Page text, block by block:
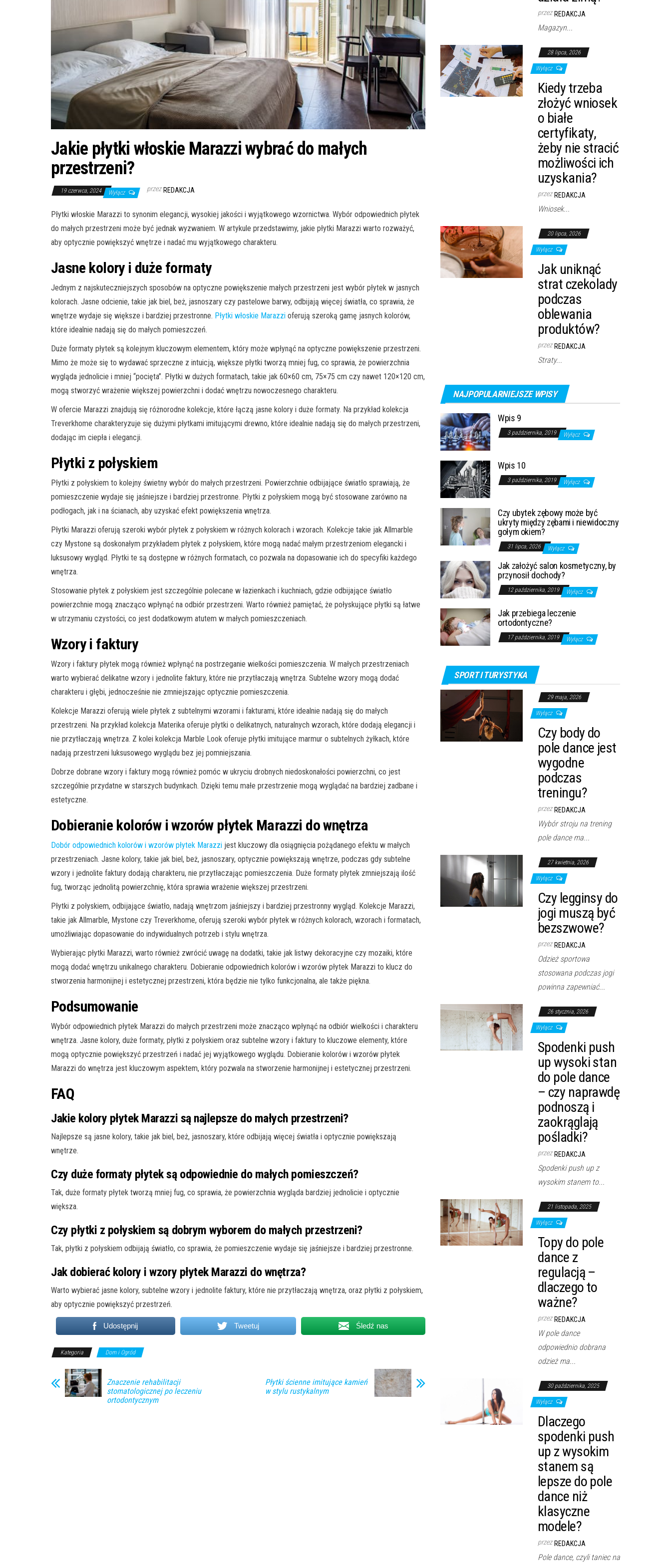
Jakie płytki włoskie Marazzi wybrać do małych
przestrzeni?
19 czerwca, 2024 Wyłącz przez REDAKCJA
Płytki włoskie Marazzi to synonim elegancji, wysokiej jakości i wyjątkowego wzornictwa. Wybór odpowiednich płytek
do małych przestrzeni może być jednak wyzwaniem. W artykule przedstawimy, jakie płytki Marazzi warto rozważyć,
aby optycznie powiększyć wnętrze i nadać mu wyjątkowego charakteru.
Jasne kolory i duże formaty
Jednym z najskuteczniejszych sposobów na optyczne powiększenie małych przestrzeni jest wybór płytek w jasnych
kolorach. Jasne odcienie, takie jak biel, beż, jasnoszary czy pastelowe barwy, odbijają więcej światła, co sprawia, że
wnętrze wydaje się większe i bardziej przestronne. Płytki włoskie Marazzi oferują szeroką gamę jasnych kolorów,
które idealnie nadają się do małych pomieszczeń.
Duże formaty płytek są kolejnym kluczowym elementem, który może wpłynąć na optyczne powiększenie przestrzeni.
Mimo że może się to wydawać sprzeczne z intuicją, większe płytki tworzą mniej fug, co sprawia, że powierzchnia
wygląda jednolicie i mniej “pocięta”. Płytki w dużych formatach, takie jak 60×60 cm, 75×75 cm czy nawet 120×120 cm,
mogą stworzyć wrażenie większej powierzchni i dodać wnętrzu nowoczesnego charakteru.
W ofercie Marazzi znajdują się różnorodne kolekcje, które łączą jasne kolory i duże formaty. Na przykład kolekcja
Treverkhome charakteryzuje się dużymi płytkami imitującymi drewno, które idealnie nadają się do małych przestrzeni,
dodając im ciepła i elegancji.
Płytki z połyskiem
Płytki z połyskiem to kolejny świetny wybór do małych przestrzeni. Powierzchnie odbijające światło sprawiają, że
pomieszczenie wydaje się jaśniejsze i bardziej przestronne. Płytki z połyskiem mogą być stosowane zarówno na
podłogach, jak i na ścianach, aby uzyskać efekt powiększenia wnętrza.
Płytki Marazzi oferują szeroki wybór płytek z połyskiem w różnych kolorach i wzorach. Kolekcje takie jak Allmarble
czy Mystone są doskonałym przykładem płytek z połyskiem, które mogą nadać małym przestrzeniom elegancki i
luksusowy wygląd. Płytki te są dostępne w różnych formatach, co pozwala na dopasowanie ich do specyfiki każdego
wnętrza.
Stosowanie płytek z połyskiem jest szczególnie polecane w łazienkach i kuchniach, gdzie odbijające światło
powierzchnie mogą znacząco wpłynąć na odbiór przestrzeni. Warto również pamiętać, że połyskujące płytki są łatwe
w utrzymaniu czystości, co jest dodatkowym atutem w małych pomieszczeniach.
Wzory i faktury
Wzory i faktury płytek mogą również wpłynąć na postrzeganie wielkości pomieszczenia. W małych przestrzeniach
warto wybierać delikatne wzory i jednolite faktury, które nie przytłaczają wnętrza. Subtelne wzory mogą dodać
charakteru i głębi, jednocześnie nie zmniejszając optycznie pomieszczenia.
Kolekcje Marazzi oferują wiele płytek z subtelnymi wzorami i fakturami, które idealnie nadają się do małych
przestrzeni. Na przykład kolekcja Materika oferuje płytki o delikatnych, naturalnych wzorach, które dodają elegancji i
nie przytłaczają wnętrza. Z kolei kolekcja Marble Look oferuje płytki imitujące marmur o subtelnych żyłkach, które
nadają przestrzeni luksusowego wyglądu bez jej pomniejszania.
Dobrze dobrane wzory i faktury mogą również pomóc w ukryciu drobnych niedoskonałości powierzchni, co jest
szczególnie przydatne w starszych budynkach. Dzięki temu małe przestrzenie mogą wyglądać na bardziej zadbane i
estetyczne.
Dobieranie kolorów i wzorów płytek Marazzi do wnętrza
Dobór odpowiednich kolorów i wzorów płytek Marazzi jest kluczowy dla osiągnięcia pożądanego efektu w małych
przestrzeniach. Jasne kolory, takie jak biel, beż, jasnoszary, optycznie powiększają wnętrze, podczas gdy subtelne
wzory i jednolite faktury dodają charakteru, nie przytłaczając pomieszczenia. Duże formaty płytek zmniejszają ilość
fug, tworząc jednolitą powierzchnię, która sprawia wrażenie większej przestrzeni.
Płytki z połyskiem, odbijające światło, nadają wnętrzom jaśniejszy i bardziej przestronny wygląd. Kolekcje Marazzi,
takie jak Allmarble, Mystone czy Treverkhome, oferują szeroki wybór płytek w różnych kolorach, wzorach i formatach,
umożliwiając dopasowanie do indywidualnych potrzeb i stylu wnętrza.
Wybierając płytki Marazzi, warto również zwrócić uwagę na dodatki, takie jak listwy dekoracyjne czy mozaiki, które
mogą dodać wnętrzu unikalnego charakteru. Dobieranie odpowiednich kolorów i wzorów płytek Marazzi to klucz do
stworzenia harmonijnej i estetycznej przestrzeni, która będzie nie tylko funkcjonalna, ale także piękna.
Podsumowanie
Wybór odpowiednich płytek Marazzi do małych przestrzeni może znacząco wpłynąć na odbiór wielkości i charakteru
wnętrza. Jasne kolory, duże formaty, płytki z połyskiem oraz subtelne wzory i faktury to kluczowe elementy, które
mogą optycznie powiększyć przestrzeń i nadać jej wyjątkowego wyglądu. Dobieranie kolorów i wzorów płytek
Marazzi do wnętrza jest kluczowym aspektem, który pozwala na stworzenie harmonijnej i estetycznej przestrzeni.
FAQ
Jakie kolory płytek Marazzi są najlepsze do małych przestrzeni?
Najlepsze są jasne kolory, takie jak biel, beż, jasnoszary, które odbijają więcej światła i optycznie powiększają
wnętrze.
Czy duże formaty płytek są odpowiednie do małych pomieszczeń?
Tak, duże formaty płytek tworzą mniej fug, co sprawia, że powierzchnia wygląda bardziej jednolicie i optycznie
większa.
Czy płytki z połyskiem są dobrym wyborem do małych przestrzeni?
Tak, płytki z połyskiem odbijają światło, co sprawia, że pomieszczenie wydaje się jaśniejsze i bardziej przestronne.
Jak dobierać kolory i wzory płytek Marazzi do wnętrza?
Warto wybierać jasne kolory, subtelne wzory i jednolite faktury, które nie przytłaczają wnętrza, oraz płytki z połyskiem,
aby optycznie powiększyć przestrzeń.
Udostępnij Tweetuj Śledź nas
Kategoria Dom i Ogród
Znaczenie rehabilitacji
stomatologicznej po leczeniu
ortodontycznym
Płytki ścienne imitujące kamień
w stylu rustykalnym
przez REDAKCJA
Magazyn...
28 lipca, 2026
Wyłącz
Kiedy trzeba
złożyć wniosek
o białe
certyfikaty,
żeby nie stracić
możliwości ich
uzyskania?
przez REDAKCJA
Wniosek...
20 lipca, 2026
Wyłącz
Jak uniknąć
strat czekolady
podczas
oblewania
produktów?
przez REDAKCJA
Straty...
NAJPOPULARNIEJSZE WPISY
Wpis 9
3 października, 2019 Wyłącz
Wpis 10
3 października, 2019 Wyłącz
Czy ubytek zębowy może być
ukryty między zębami i niewidoczny
gołym okiem?
31 lipca, 2026 Wyłącz
Jak założyć salon kosmetyczny, by
przynosił dochody?
12 października, 2019 Wyłącz
Jak przebiega leczenie
ortodontyczne?
17 października, 2019 Wyłącz
SPORT I TURYSTYKA
29 maja, 2026
Wyłącz
Czy body do
pole dance jest
wygodne
podczas
treningu?
przez REDAKCJA
Wybór stroju na trening
pole dance ma...
27 kwietnia, 2026
Wyłącz
Czy legginsy do
jogi muszą być
bezszwowe?
przez REDAKCJA
Odzież sportowa
stosowana podczas jogi
powinna zapewniać...
26 stycznia, 2026
Wyłącz
Spodenki push
up wysoki stan
do pole dance
– czy naprawdę
podnoszą i
zaokrąglają
pośladki?
przez REDAKCJA
Spodenki push up z
wysokim stanem to...
21 listopada, 2025
Wyłącz
Topy do pole
dance z
regulacją –
dlaczego to
ważne?
przez REDAKCJA
W pole dance
odpowiednio dobrana
odzież ma...
30 października, 2025
Wyłącz
Dlaczego
spodenki push
up z wysokim
stanem są
lepsze do pole
dance niż
klasyczne
modele?
przez REDAKCJA
Pole dance, czyli taniec na